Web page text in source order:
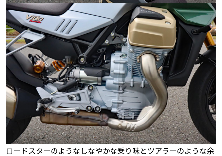
ロードスターのようなしなやかな乗り味とツアラーのような余